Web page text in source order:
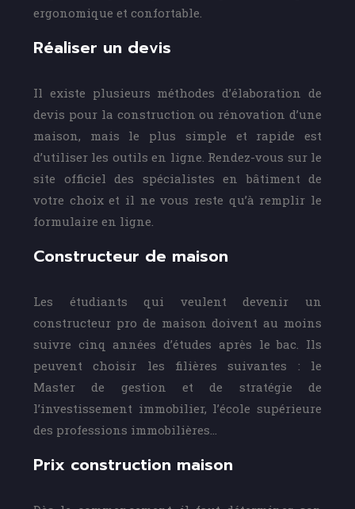
ergonomique et confortable.
Réaliser un devis
Il existe plusieurs méthodes d’élaboration de
devis pour la construction ou rénovation d’une
maison, mais le plus simple et rapide est
d’utiliser les outils en ligne. Rendez-vous sur le
site officiel des spécialistes en bâtiment de
votre choix et il ne vous reste qu’à remplir le
formulaire en ligne.
Constructeur de maison
Les étudiants qui veulent devenir un
constructeur pro de maison doivent au moins
suivre cinq années d’études après le bac. Ils
peuvent choisir les filières suivantes : le
Master de gestion et de stratégie de
l’investissement immobilier, l’école supérieure
des professions immobilières…
Prix construction maison